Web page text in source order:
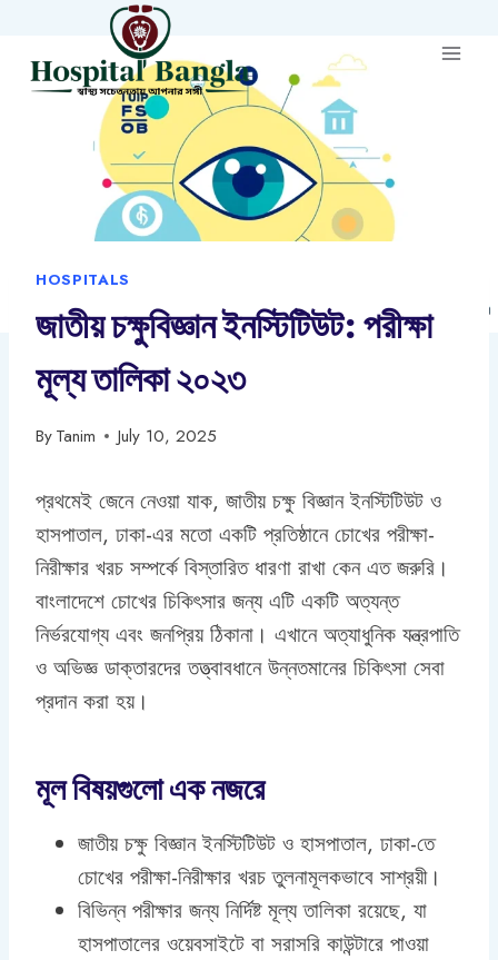
content
HOSPITALS
জাতীয় চক্ষুবিজ্ঞান ইনস্টিটিউট: পরীক্ষা
মূল্য তালিকা ২০২৩
ByTanim July 10, 2025
প্রথমেই জেনে নেওয়া যাক, জাতীয় চক্ষু বিজ্ঞান ইনস্টিটিউট ও
হাসপাতাল, ঢাকা-এর মতো একটি প্রতিষ্ঠানে চোখের পরীক্ষা-
নিরীক্ষার খরচ সম্পর্কে বিস্তারিত ধারণা রাখা কেন এত জরুরি।
বাংলাদেশে চোখের চিকিৎসার জন্য এটি একটি অত্যন্ত
নির্ভরযোগ্য এবং জনপ্রিয় ঠিকানা। এখানে অত্যাধুনিক যন্ত্রপাতি
ও অভিজ্ঞ ডাক্তারদের তত্ত্বাবধানে উন্নতমানের চিকিৎসা সেবা
প্রদান করা হয়।
মূল বিষয়গুলো এক নজরে
জাতীয় চক্ষু বিজ্ঞান ইনস্টিটিউট ও হাসপাতাল, ঢাকা-তে
চোখের পরীক্ষা-নিরীক্ষার খরচ তুলনামূলকভাবে সাশ্রয়ী।
বিভিন্ন পরীক্ষার জন্য নির্দিষ্ট মূল্য তালিকা রয়েছে, যা
হাসপাতালের ওয়েবসাইটে বা সরাসরি কাউন্টারে পাওয়া